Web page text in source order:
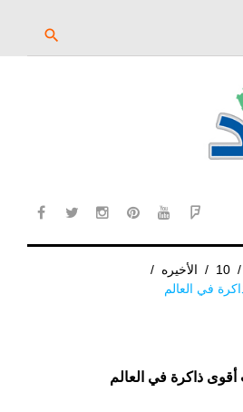
search
/
10
/ الأخيره /
في العالم
ذاكرة في العالم